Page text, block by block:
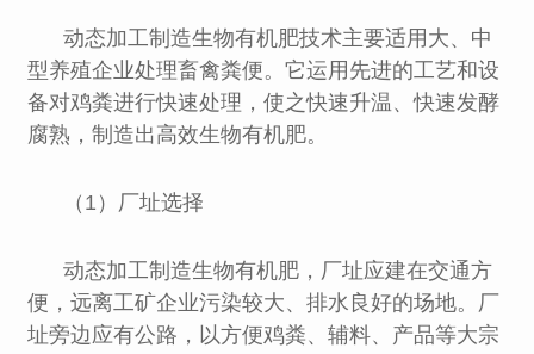
动态加工制造生物有机肥技术主要适用大、中
型养殖企业处理畜禽粪便。它运用先进的工艺和设
备对鸡粪进行快速处理，使之快速升温、快速发酵
腐熟，制造出高效生物有机肥。
（1）厂址选择
动态加工制造生物有机肥，厂址应建在交通方
便，远离工矿企业污染较大、排水良好的场地。厂
址旁边应有公路，以方便鸡粪、辅料、产品等大宗